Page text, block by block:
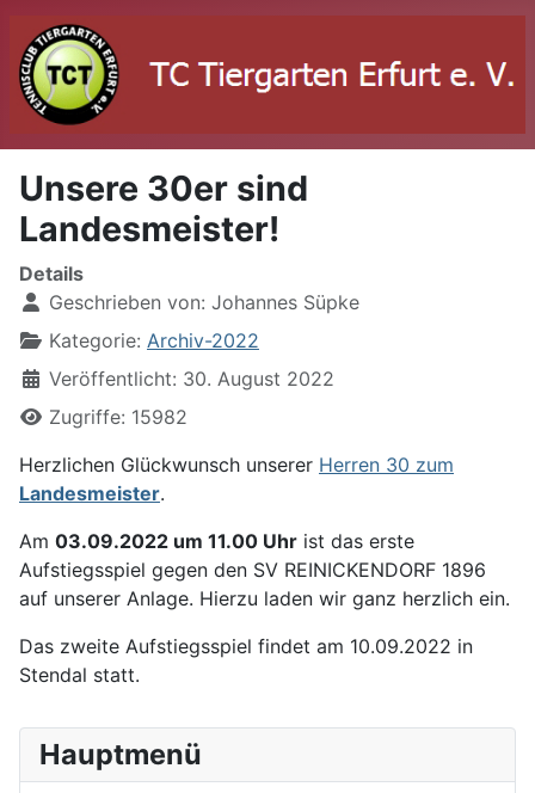
Hauptmenü
Unsere 30er sind
Landesmeister!
Details
Geschrieben von: Johannes Süpke
Kategorie: Archiv-2022
Veröffentlicht: 30. August 2022
Zugriffe: 15982
Herzlichen Glückwunsch unserer Herren 30 zum
Landesmeister.
Am 03.09.2022 um 11.00 Uhr ist das erste
Aufstiegsspiel gegen den SV REINICKENDORF 1896
auf unserer Anlage. Hierzu laden wir ganz herzlich ein.
Das zweite Aufstiegsspiel findet am 10.09.2022 in
Stendal statt.